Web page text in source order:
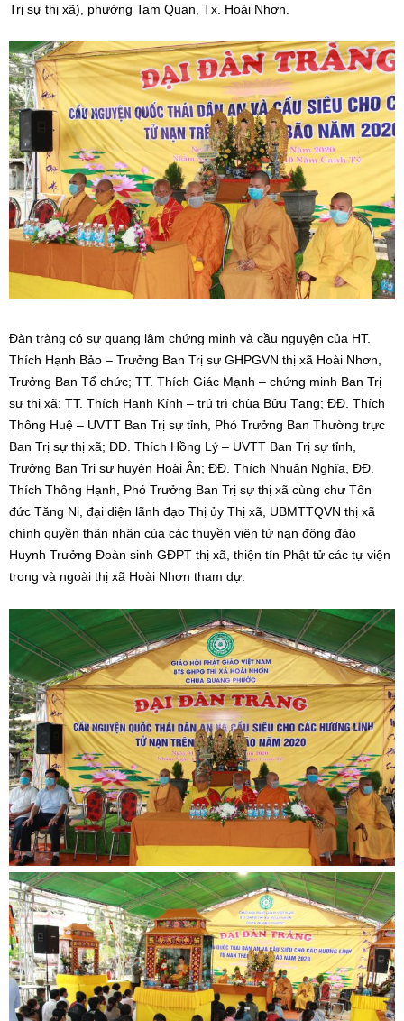
Trị sự thị xã), phường Tam Quan, Tx. Hoài Nhơn.
Đàn tràng có sự quang lâm chứng minh và cầu nguyện của HT.
Thích Hạnh Bảo – Trưởng Ban Trị sự GHPGVN thị xã Hoài Nhơn,
Trưởng Ban Tổ chức; TT. Thích Giác Mạnh – chứng minh Ban Trị
sự thị xã; TT. Thích Hạnh Kính – trú trì chùa Bửu Tạng; ĐĐ. Thích
Thông Huệ – UVTT Ban Trị sự tỉnh, Phó Trưởng Ban Thường trực
Ban Trị sự thị xã; ĐĐ. Thích Hồng Lý – UVTT Ban Trị sự tỉnh,
Trưởng Ban Trị sự huyện Hoài Ân; ĐĐ. Thích Nhuận Nghĩa, ĐĐ.
Thích Thông Hạnh, Phó Trưởng Ban Trị sự thị xã cùng chư Tôn
đức Tăng Ni, đại diện lãnh đạo Thị ủy Thị xã, UBMTTQVN thị xã
chính quyền thân nhân của các thuyền viên tử nạn đông đảo
Huynh Trưởng Đoàn sinh GĐPT thị xã, thiện tín Phật tử các tự viện
trong và ngoài thị xã Hoài Nhơn tham dự.